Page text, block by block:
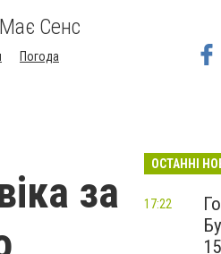
Сенс
Погода
за
ОСТАННІ
17:22